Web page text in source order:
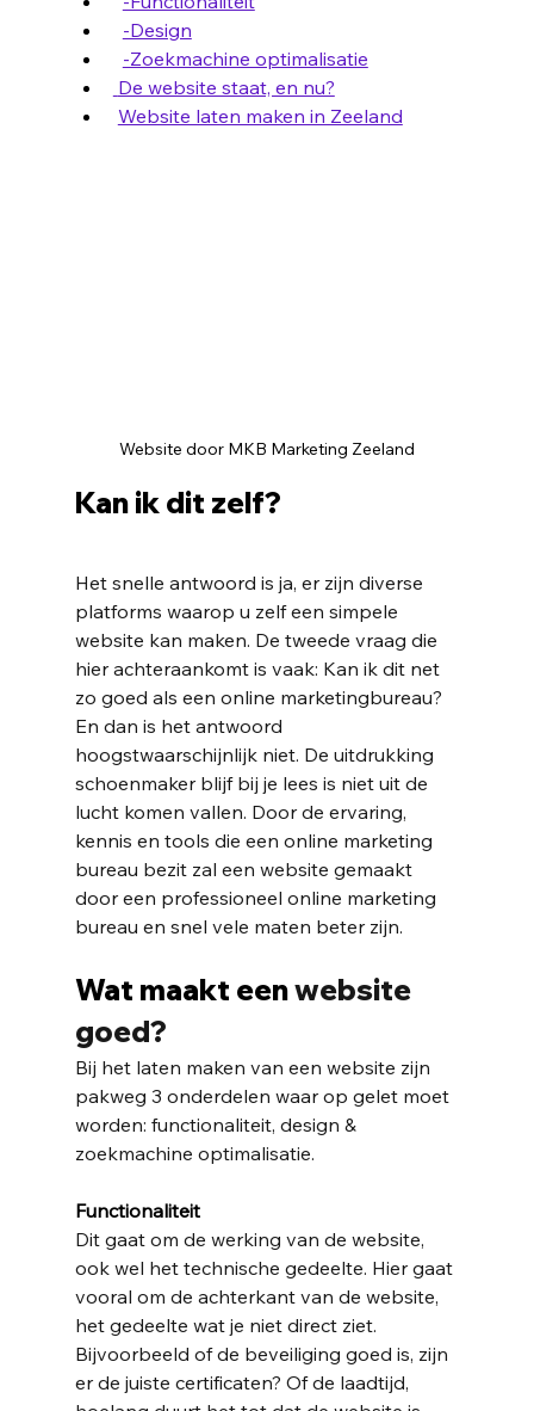
-Design
-Zoekmachine optimalisatie
De website staat, en nu?
Website laten maken in Zeeland
Website door MKB Marketing Zeeland
Kan ik dit zelf?
Het snelle antwoord is ja, er zijn diverse
platforms waarop u zelf een simpele
website kan maken. De tweede vraag die
hier achteraankomt is vaak: Kan ik dit net
zo goed als een online marketingbureau?
En dan is het antwoord
hoogstwaarschijnlijk niet. De uitdrukking
schoenmaker blijf bij je lees is niet uit de
lucht komen vallen. Door de ervaring,
kennis en tools die een online marketing
bureau bezit zal een website gemaakt
door een professioneel online marketing
bureau en snel vele maten beter zijn.
Wat maakt een website
goed?
Bij het laten maken van een website zijn
pakweg 3 onderdelen waar op gelet moet
worden: functionaliteit, design &
zoekmachine optimalisatie.
Functionaliteit
Dit gaat om de werking van de website,
ook wel het technische gedeelte. Hier gaat
vooral om de achterkant van de website,
het gedeelte wat je niet direct ziet.
Bijvoorbeeld of de beveiliging goed is, zijn
er de juiste certificaten? Of de laadtijd,